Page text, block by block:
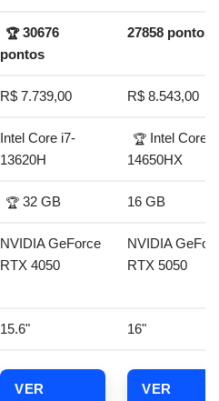
🏆30676
pontos
27858 pontos
R$ 7.739,00 R$ 8.543,00
Intel Core i7-
13620H
🏆 Intel Core
14650HX
🏆 32 GB 16 GB
NVIDIA GeForce
RTX 4050
NVIDIA
RTX 5050
15.6" 16"
VER
VER